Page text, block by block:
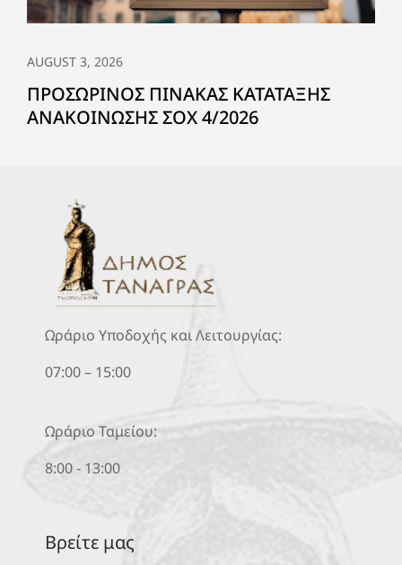
AUGUST 3, 2026
ΠΡΟΣΩΡΙΝΟΣ ΠΙΝΑΚΑΣ ΚΑΤΑΤΑΞΗΣ
ΑΝΑΚΟΙΝΩΣΗΣ ΣΟΧ 4/2026
Ωράριο Υποδοχής και Λειτουργίας:
07:00 – 15:00
Ωράριο Ταμείου:
8:00 - 13:00
Βρείτε μας